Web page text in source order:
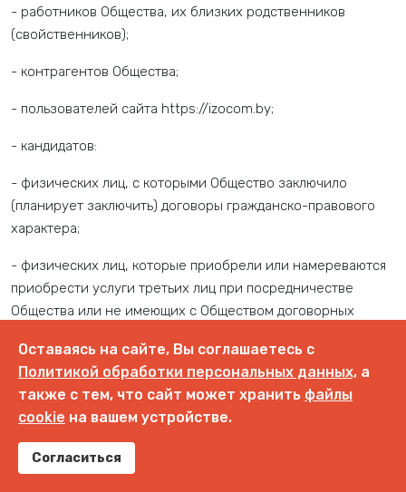
- работников Общества, их близких родственников
(свойственников);
- контрагентов Общества;
- пользователей сайта https://izocom.by;
- кандидатов:
- физических лиц, с которыми Общество заключило
(планирует заключить) договоры гражданско-правового
характера;
- физических лиц, которые приобрели или намереваются
приобрести услуги третьих лиц при посредничестве
Общества или не имеющих с Обществом договорных
включены в автоматизированные системы Общества и
обрабатываются в соответствии с законодательством;
- физических лиц, персональные данные которых сделаны
ими общедоступными, а их обработка не нарушает их
прав и законных интересов и отвечает требованиям,
Оставаясь на сайте, Вы соглашаетесь с
Политикой обработки персональных данных, а
также с тем, что сайт может хранить файлы
cookie на вашем устройстве.
Согласиться